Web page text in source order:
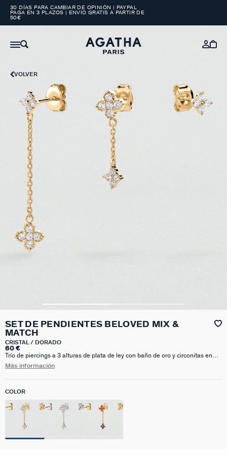
30 DÍAS PARA CAMBIAR DE OPINIÓN | PAYPAL
PAGA EN 3 PLAZOS | ENVÍO GRATIS A PARTIR DE
50€
VOLVER
SET DE PENDIENTES BELOVED MIX &
MATCH
CRISTAL / DORADO
60 €
Trío de piercings a 3 alturas de plata de ley con baño de oro y circonitas en
forma de mini flores, tú decides si en color cristal para una opción más neutra
unidad.
Más información
COLOR